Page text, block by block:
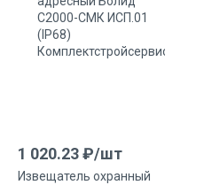
1 020.23₽/шт
Извещатель охранный